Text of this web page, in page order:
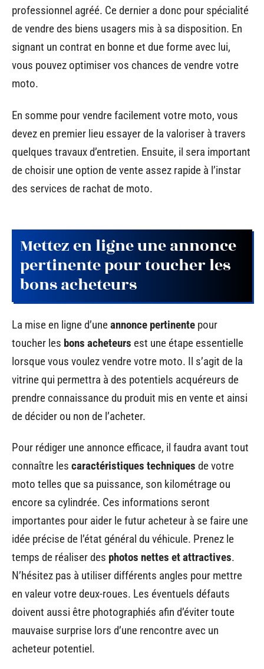
professionnel agréé. Ce dernier a donc pour spécialité
de vendre des biens usagers mis à sa disposition. En
signant un contrat en bonne et due forme avec lui,
vous pouvez optimiser vos chances de vendre votre
moto.
En somme pour vendre facilement votre moto, vous
devez en premier lieu essayer de la valoriser à travers
quelques travaux d’entretien. Ensuite, il sera important
de choisir une option de vente assez rapide à l’instar
des services de rachat de moto.
Mettez en ligne une annonce
pertinente pour toucher les
bons acheteurs
La mise en ligne d’uneannonce pertinente pour
toucher les bons acheteurs est une étape essentielle
lorsque vous voulez vendre votre moto. Il s’agit de la
vitrine qui permettra à des potentiels acquéreurs de
prendre connaissance du produit mis en vente et ainsi
de décider ou non de l’acheter.
Pour rédiger une annonce efficace, il faudra avant tout
connaître les caractéristiques techniques de votre
moto telles que sa puissance, son kilométrage ou
encore sa cylindrée. Ces informations seront
importantes pour aider le futur acheteur à se faire une
idée précise de l’état général du véhicule. Prenez le
temps de réaliser des photos nettes et attractives.
N’hésitez pas à utiliser différents angles pour mettre
en valeur votre deux-roues. Les éventuels défauts
doivent aussi être photographiés afin d’éviter toute
mauvaise surprise lors d’une rencontre avec un
acheteur potentiel.